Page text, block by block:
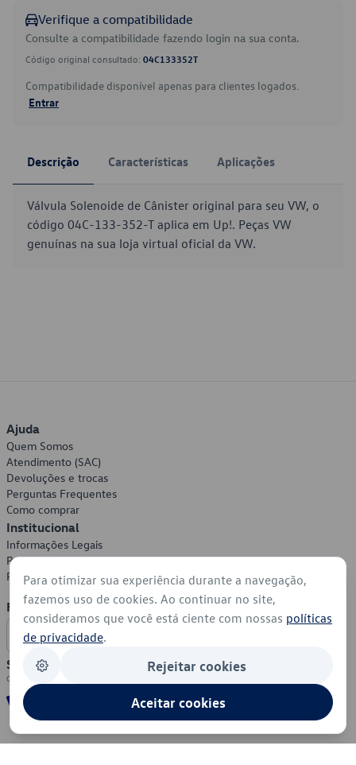
Verifique a compatibilidade
Consulte a compatibilidade fazendo login na sua conta.
Código original consultado: 04C133352T
Compatibilidade disponível apenas para clientes logados.
Entrar
Descrição Características Aplicações
Válvula Solenoide de Cânister original para seu VW, o
código 04C-133-352-T aplica em Up!. Peças VW
genuínas na sua loja virtual oficial da VW.
Ajuda
Quem Somos
Atendimento (SAC)
Devoluções e trocas
Perguntas Frequentes
Como comprar
Institucional
Informações Legais
Política de Privacidade
Política de Cookies
Formas de Pagamento
Segurança
Para otimizar sua experiência durante a navegação,
fazemos uso de cookies. Ao continuar no site,
consideramos que você está ciente com nossas políticas
de privacidade.
Rejeitar cookies
Aceitar cookies